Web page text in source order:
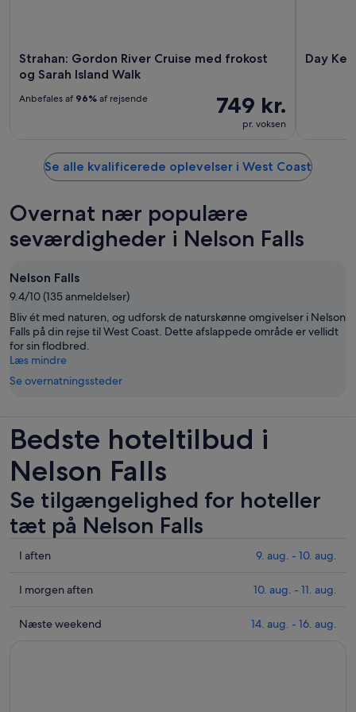
Strahan: Gordon River Cruise med frokost
og Sarah Island Walk
749 kr.
pr. voksen
Anbefales af 96% af rejsende
Day
Se alle kvalificerede oplevelser i West Coast
Overnat nær populære
seværdigheder i Nelson Falls
Nelson Falls
9.4/10 (135 anmeldelser)
Bliv ét med naturen, og udforsk de naturskønne omgivelser i Nelson
Falls på din rejse til West Coast. Dette afslappede område er vellidt
for sin flodbred.
Læs mindre
Se overnatningssteder
Bedste hoteltilbud i
Nelson Falls
Se tilgængelighed for hoteller
tæt på Nelson Falls
Tjek
i
af
I aften 9. aug. - 10. aug.
Tjek
i
I morgen aften 10. aug. - 11. aug.
Tjek
Næste weekend 14. aug. - 16. aug.